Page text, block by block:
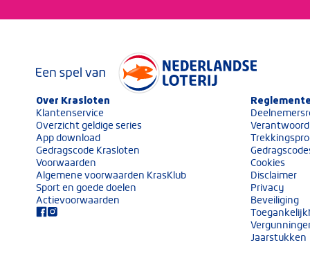
Over Krasloten
Klantenservice
Overzicht geldige series
App download
Gedragscode Krasloten
Voorwaarden
Algemene voorwaarden KrasKlub
Sport en goede doelen
Actievoorwaarden
Volg ons op social media
Cookies
Disclaimer
Privacy
Beveiliging
Jaarstukken
Keurmerken van Nederlandse Loterij